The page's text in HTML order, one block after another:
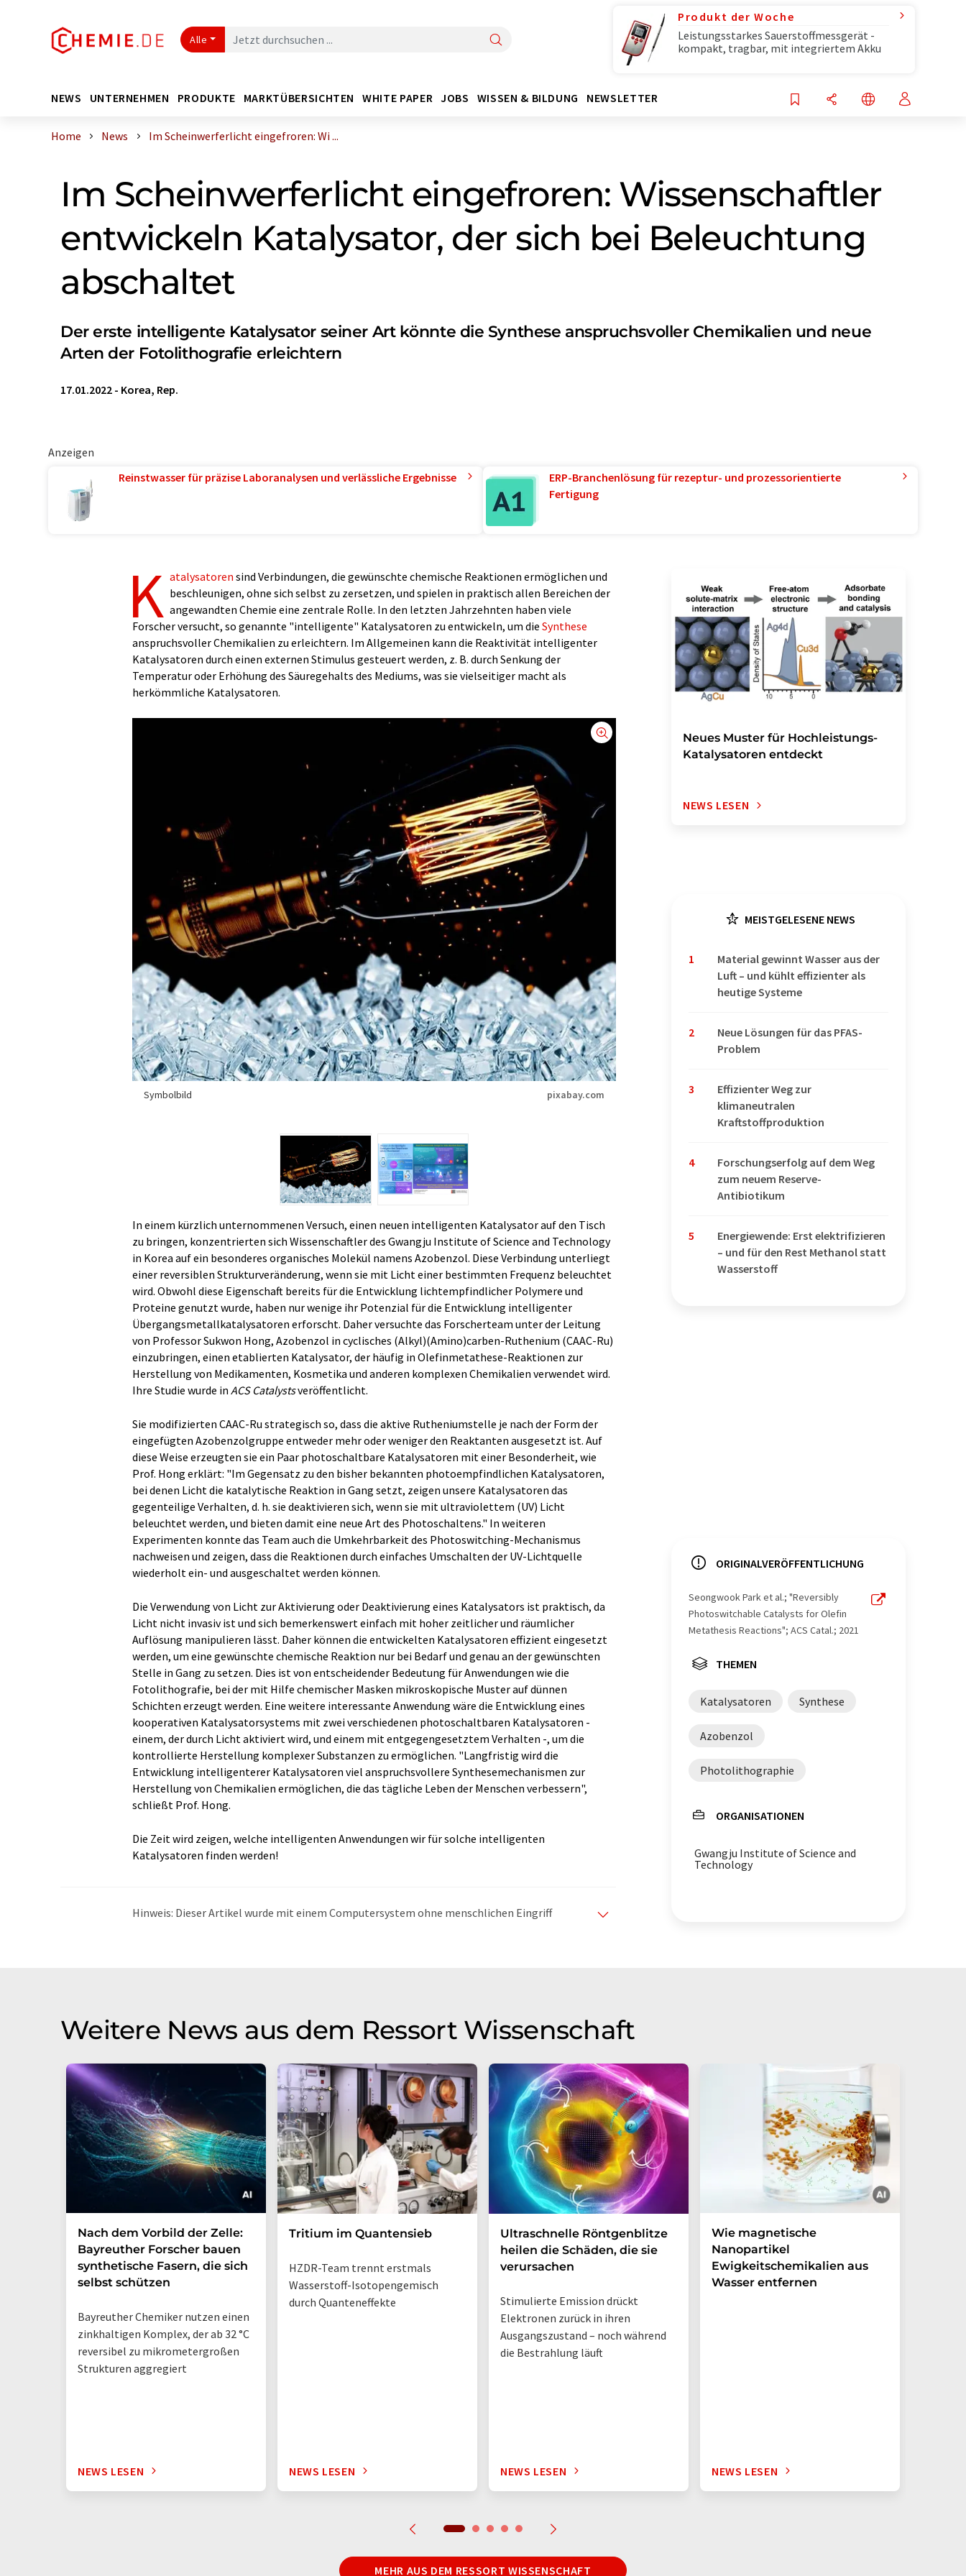
Alle
Produkt der Woche
Leistungsstarkes Sauerstoffmessgerät -
kompakt, tragbar, mit integriertem Akku
NEWS UNTERNEHMEN PRODUKTE MARKTÜBERSICHTEN WHITE PAPER JOBS WISSEN & BILDUNG NEWSLETTER
Home News Im Scheinwerferlicht eingefroren: Wi ...
Im Scheinwerferlicht eingefroren: Wissenschaftler
entwickeln Katalysator, der sich bei Beleuchtung
abschaltet
Der erste intelligente Katalysator seiner Art könnte die Synthese anspruchsvoller Chemikalien und neue
Arten der Fotolithografie erleichtern
17.01.2022 - Korea, Rep.
Anzeigen
Reinstwasser für präzise Laboranalysen und verlässliche Ergebnisse
ERP-Branchenlösung für rezeptur- und prozessorientierte
Fertigung
K atalysatoren sind Verbindungen, die gewünschte chemische Reaktionen ermöglichen und
beschleunigen, ohne sich selbst zu zersetzen, und spielen in praktisch allen Bereichen der
angewandten Chemie eine zentrale Rolle. In den letzten Jahrzehnten haben viele
Forscher versucht, so genannte "intelligente" Katalysatoren zu entwickeln, um die Synthese
anspruchsvoller Chemikalien zu erleichtern. Im Allgemeinen kann die Reaktivität intelligenter
Katalysatoren durch einen externen Stimulus gesteuert werden, z. B. durch Senkung der
Temperatur oder Erhöhung des Säuregehalts des Mediums, was sie vielseitiger macht als
herkömmliche Katalysatoren.
Symbolbild pixabay.com
In einem kürzlich unternommenen Versuch, einen neuen intelligenten Katalysator auf den Tisch
zu bringen, konzentrierten sich Wissenschaftler des Gwangju Institute of Science and Technology
in Korea auf ein besonderes organisches Molekül namens Azobenzol. Diese Verbindung unterliegt
einer reversiblen Strukturveränderung, wenn sie mit Licht einer bestimmten Frequenz beleuchtet
wird. Obwohl diese Eigenschaft bereits für die Entwicklung lichtempfindlicher Polymere und
Proteine genutzt wurde, haben nur wenige ihr Potenzial für die Entwicklung intelligenter
Übergangsmetallkatalysatoren erforscht. Daher versuchte das Forscherteam unter der Leitung
von Professor Sukwon Hong, Azobenzol in cyclisches (Alkyl)(Amino)carben-Ruthenium (CAAC-Ru)
einzubringen, einen etablierten Katalysator, der häufig in Olefinmetathese-Reaktionen zur
Herstellung von Medikamenten, Kosmetika und anderen komplexen Chemikalien verwendet wird.
Ihre Studie wurde in ACS Catalystsveröffentlicht.
Sie modifizierten CAAC-Ru strategisch so, dass die aktive Rutheniumstelle je nach der Form der
eingefügten Azobenzolgruppe entweder mehr oder weniger den Reaktanten ausgesetzt ist. Auf
diese Weise erzeugten sie ein Paar photoschaltbare Katalysatoren mit einer Besonderheit, wie
Prof. Hong erklärt: "Im Gegensatz zu den bisher bekannten photoempfindlichen Katalysatoren,
bei denen Licht die katalytische Reaktion in Gang setzt, zeigen unsere Katalysatoren das
gegenteilige Verhalten, d. h. sie deaktivieren sich, wenn sie mit ultraviolettem (UV) Licht
beleuchtet werden, und bieten damit eine neue Art des Photoschaltens." In weiteren
Experimenten konnte das Team auch die Umkehrbarkeit des Photoswitching-Mechanismus
nachweisen und zeigen, dass die Reaktionen durch einfaches Umschalten der UV-Lichtquelle
wiederholt ein- und ausgeschaltet werden können.
Die Verwendung von Licht zur Aktivierung oder Deaktivierung eines Katalysators ist praktisch, da
Licht nicht invasiv ist und sich bemerkenswert einfach mit hoher zeitlicher und räumlicher
Auflösung manipulieren lässt. Daher können die entwickelten Katalysatoren effizient eingesetzt
werden, um eine gewünschte chemische Reaktion nur bei Bedarf und genau an der gewünschten
Stelle in Gang zu setzen. Dies ist von entscheidender Bedeutung für Anwendungen wie die
Fotolithografie, bei der mit Hilfe chemischer Masken mikroskopische Muster auf dünnen
Schichten erzeugt werden. Eine weitere interessante Anwendung wäre die Entwicklung eines
kooperativen Katalysatorsystems mit zwei verschiedenen photoschaltbaren Katalysatoren -
einem, der durch Licht aktiviert wird, und einem mit entgegengesetztem Verhalten -, um die
kontrollierte Herstellung komplexer Substanzen zu ermöglichen. "Langfristig wird die
Entwicklung intelligenterer Katalysatoren viel anspruchsvollere Synthesemechanismen zur
Herstellung von Chemikalien ermöglichen, die das tägliche Leben der Menschen verbessern",
schließt Prof. Hong.
Die Zeit wird zeigen, welche intelligenten Anwendungen wir für solche intelligenten
Katalysatoren finden werden!
Hinweis: Dieser Artikel wurde mit einem Computersystem ohne menschlichen Eingriff
Neues Muster für Hochleistungs-
Katalysatoren entdeckt
NEWS LESEN
MEISTGELESENE NEWS
1
Material gewinnt Wasser aus der
Luft – und kühlt effizienter als
heutige Systeme
2
Neue Lösungen für das PFAS-
Problem
3
Effizienter Weg zur
klimaneutralen
Kraftstoffproduktion
4
Forschungserfolg auf dem Weg
zum neuem Reserve-
Antibiotikum
5
Energiewende: Erst elektrifizieren
– und für den Rest Methanol statt
Wasserstoff
ORIGINALVERÖFFENTLICHUNG
Seongwook Park et al.; "Reversibly
Photoswitchable Catalysts for Olefin
Metathesis Reactions"; ACS Catal.; 2021
THEMEN
Katalysatoren Synthese
Azobenzol
Photolithographie
ORGANISATIONEN
Gwangju Institute of Science and
Technology
Weitere News aus dem Ressort Wissenschaft
Nach dem Vorbild der Zelle:
Bayreuther Forscher bauen
synthetische Fasern, die sich
selbst schützen
Bayreuther Chemiker nutzen einen
zinkhaltigen Komplex, der ab 32 °C
reversibel zu mikrometergroßen
Strukturen aggregiert
NEWS LESEN
Tritium im Quantensieb
HZDR-Team trennt erstmals
Wasserstoff-Isotopengemisch
durch Quanteneffekte
NEWS LESEN
Ultraschnelle Röntgenblitze
heilen die Schäden, die sie
verursachen
Stimulierte Emission drückt
Elektronen zurück in ihren
Ausgangszustand – noch während
die Bestrahlung läuft
NEWS LESEN
Wie magnetische
Nanopartikel
Ewigkeitschemikalien aus
Wasser entfernen
NEWS LESEN
MEHR AUS DEM RESSORT WISSENSCHAFT